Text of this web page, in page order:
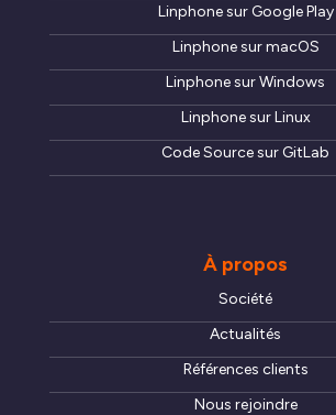
Linphone sur Google Play
Linphone sur macOS
Linphone sur Windows
Linphone sur Linux
Code Source sur GitLab
À propos
Société
Actualités
Références clients
Nous rejoindre